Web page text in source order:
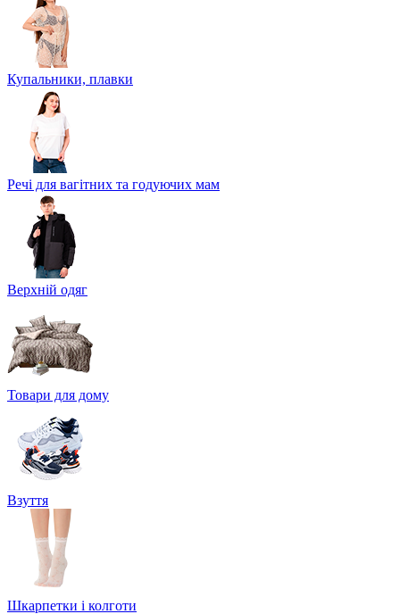
Купальники, плавки
Речі для вагітних та годуючих мам
Верхній одяг
Товари для дому
Взуття
Шкарпетки і колготи